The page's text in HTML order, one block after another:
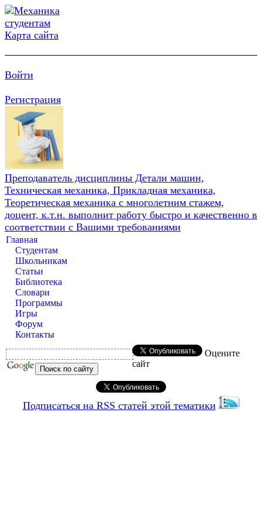
Карта сайта
Войти
Регистрация
Преподаватель дисциплины Детали машин,
Техническая механика, Прикладная механика,
Теоретическая механика с многолетним стажем,
доцент, к.т.н. выполнит работу быстро и качественно в
соответствии с Вашими требованиями
Главная
Студентам
Школьникам
Статьи
Библиотека
Словари
Программы
Игры
Форум
Контакты
Оцените
сайт
Подписаться на RSS статей этой тематики